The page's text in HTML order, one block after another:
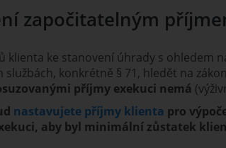
započitatelným
klienta ke stanovení úhrady s ohledem
službách, konkrétně § 71, hledět na
příjmy exekuci nemá
nastavujete příjmy klienta pro
aby byl minimální zůstatek